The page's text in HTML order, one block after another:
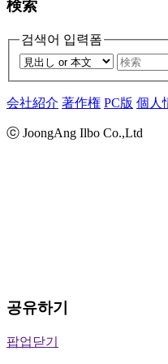
検索
검색어 입력폼
会社紹介 著作権 PC版 個人
ⓒ JoongAng Ilbo Co.,Ltd
공유하기
팝업닫기